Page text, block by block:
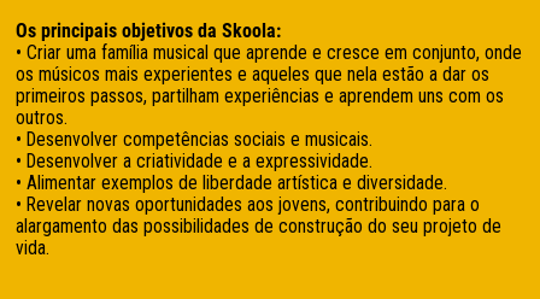
Os principais objetivos da Skoola:
• Criar uma família musical que aprende e cresce em conjunto, onde
os músicos mais experientes e aqueles que nela estão a dar os
primeiros passos, partilham experiências e aprendem uns com os
outros.
• Desenvolver competências sociais e musicais.
• Desenvolver a criatividade e a expressividade.
• Alimentar exemplos de liberdade artística e diversidade.
• Revelar novas oportunidades aos jovens, contribuindo para o
alargamento das possibilidades de construção do seu projeto de
vida.